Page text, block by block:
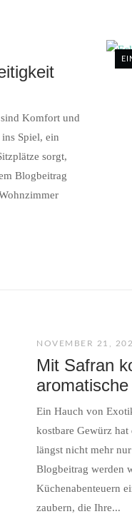
sind Komfort und
Spiel, ein
sorgt,
Blogbeitrag
NOVEMBER 21,
Mit Safran
Ein Hauch von
kostbare Gewürz
längst nicht mehr
Blogbeitrag werden
Küchenabenteuern
zaubern, die Ihre...